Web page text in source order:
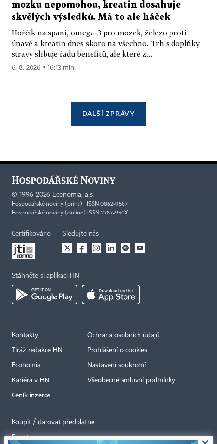
mozku nepomohou, kreatin dosahuje
skvělých výsledků. Má to ale háček
Hořčík na spaní, omega-3 pro mozek, železo proti
únavě a kreatin dnes skoro na všechno. Trh s doplňky
stravy slibuje řadu benefitů, ale které z...
6. 8. 2026 ▪ 16:13 min.
DALŠÍ ZPRÁVY
© 1996-2026 Economia, a.s.
Hospodářské noviny (print) ISSN 0862-9587
Hospodářské noviny (online) ISSN 2787-950X
Certifikováno Sledujte nás
Stáhněte si aplikaci HN
Kontakty
Tiráž redakce HN
Economia
Kariéra v HN
Ceník inzerce
Ochrana osobních údajů
Prohlášení o cookies
Nastavení soukromí
Všeobecné smluvní podmínky
Koupit / darovat předplatné
Eventy